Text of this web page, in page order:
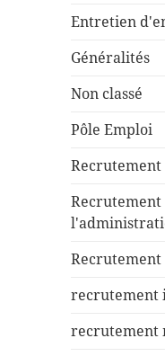
Entretien
Généralités
Non classé
Pôle Emploi
Recrutement
Recrutement
recrutement
recrutement